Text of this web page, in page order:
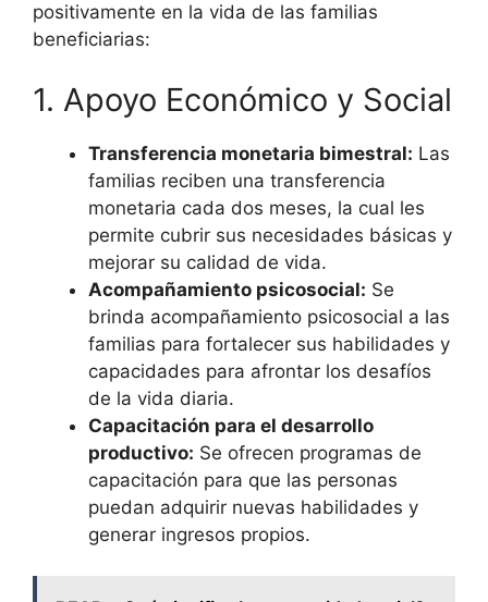
positivamente en la vida de las familias
beneficiarias:
1. Apoyo Económico y Social
Transferencia monetaria bimestral: Las
familias reciben una transferencia
monetaria cada dos meses, la cual les
permite cubrir sus necesidades básicas y
mejorar su calidad de vida.
Acompañamiento psicosocial: Se
brinda acompañamiento psicosocial a las
familias para fortalecer sus habilidades y
capacidades para afrontar los desafíos
de la vida diaria.
Capacitación para el desarrollo
productivo: Se ofrecen programas de
capacitación para que las personas
puedan adquirir nuevas habilidades y
generar ingresos propios.